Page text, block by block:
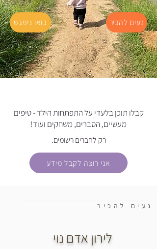
בואו ניפגש נעים להכיר
קבלו תוכן בלעדי על התפתחות הילד - טיפים
מעשיים, הסברים, משחקים ועוד!
רק לחברים רשומים.
אני רוצה לקבל מידע
נעים להכיר
לירון אדם נוי